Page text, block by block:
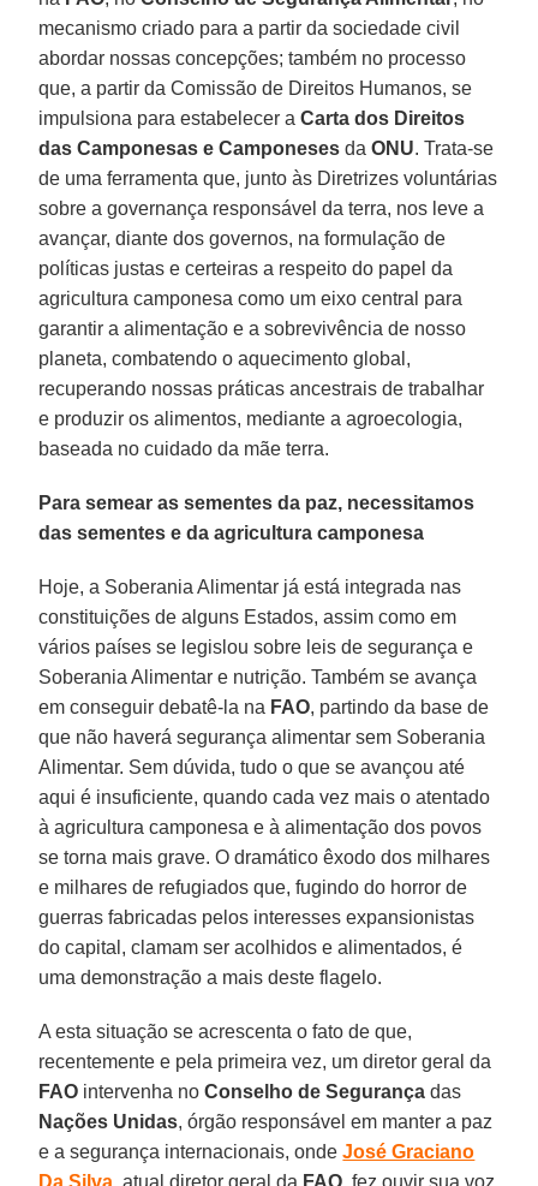
mecanismo criado para a partir da sociedade civil
abordar nossas concepções; também no processo
que, a partir da Comissão de Direitos Humanos, se
impulsiona para estabelecer aCarta dos Direitos
das Camponesas e Camponeses daONU. Trata-se
de uma ferramenta que, junto às Diretrizes voluntárias
sobre a governança responsável da terra, nos leve a
avançar, diante dos governos, na formulação de
políticas justas e certeiras a respeito do papel da
agricultura camponesa como um eixo central para
garantir a alimentação e a sobrevivência de nosso
planeta, combatendo o aquecimento global,
recuperando nossas práticas ancestrais de trabalhar
e produzir os alimentos, mediante a agroecologia,
baseada no cuidado da mãe terra.
Para semear as sementes da paz, necessitamos
das sementes e da agricultura camponesa
Hoje, a Soberania Alimentar já está integrada nas
constituições de alguns Estados, assim como em
vários países se legislou sobre leis de segurança e
Soberania Alimentar e nutrição. Também se avança
em conseguir debatê-la na FAO, partindo da base de
que não haverá segurança alimentar sem Soberania
Alimentar. Sem dúvida, tudo o que se avançou até
aqui é insuficiente, quando cada vez mais o atentado
à agricultura camponesa e à alimentação dos povos
se torna mais grave. O dramático êxodo dos milhares
e milhares de refugiados que, fugindo do horror de
guerras fabricadas pelos interesses expansionistas
do capital, clamam ser acolhidos e alimentados, é
uma demonstração a mais deste flagelo.
A esta situação se acrescenta o fato de que,
recentemente e pela primeira vez, um diretor geral da
FAO intervenha noConselho de Segurança das
Nações Unidas, órgão responsável em manter a paz
e a segurança internacionais, ondeJosé Graciano
Da Silva , atual diretor geral da FAO , fez ouvir sua voz